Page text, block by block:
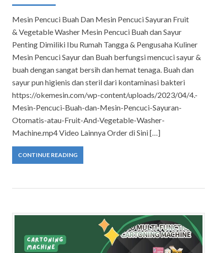
Mesin Pencuci Buah Dan Mesin Pencuci Sayuran Fruit
& Vegetable Washer Mesin Pencuci Buah dan Sayur
Penting Dimiliki Ibu Rumah Tangga & Pengusaha Kuliner
Mesin Pencuci Sayur dan Buah berfungsi mencuci sayur &
buah dengan sangat bersih dan hemat tenaga. Buah dan
sayur pun higienis dan steril dari kontaminasi bakteri
https://okemesin.com/wp-content/uploads/2023/04/4.-
Mesin-Pencuci-Buah-dan-Mesin-Pencuci-Sayuran-
Otomatis-atau-Fruit-And-Vegetable-Washer-
Machine.mp4 Video Lainnya Order di Sini […]
CONTINUE READING